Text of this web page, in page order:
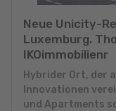
Neue Unicity-
Luxemburg.
IKOimmobilienr
Hybrider Ort, der
Innovationen
und Apartments